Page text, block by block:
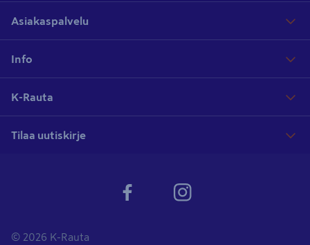
Asiakaspalvelu
Info
K-Rauta
Tilaa uutiskirje
© 2026 K-Rauta